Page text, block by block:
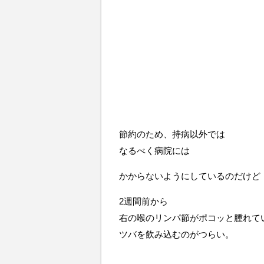
節約のため、持病以外では
なるべく病院には
かからないようにしているのだけど
2週間前から
右の喉のリンパ節がポコッと腫れて
ツバを飲み込むのがつらい。